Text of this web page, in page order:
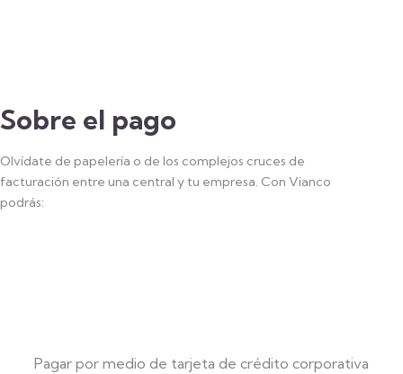
Sobre el pago
Olvídate de papelería o de los complejos cruces de
facturación entre una central y tu empresa. Con Vianco
podrás:
Pagar por medio de tarjeta de crédito corporativa